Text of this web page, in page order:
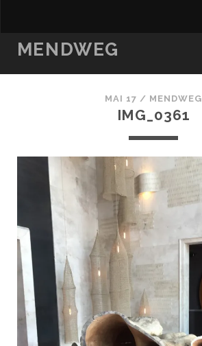
MENDWEG
MAI 17 / MENDWEG
IMG_0361